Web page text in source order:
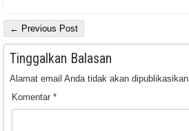
← Previous Post
Tinggalkan Balasan
Alamat email Anda tidak akan dipublikasikan.
Komentar *